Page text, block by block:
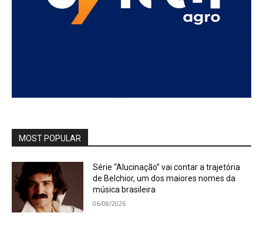
MOST POPULAR
Série “Alucinação” vai contar a trajetória
de Belchior, um dos maiores nomes da
música brasileira
06/08/2026